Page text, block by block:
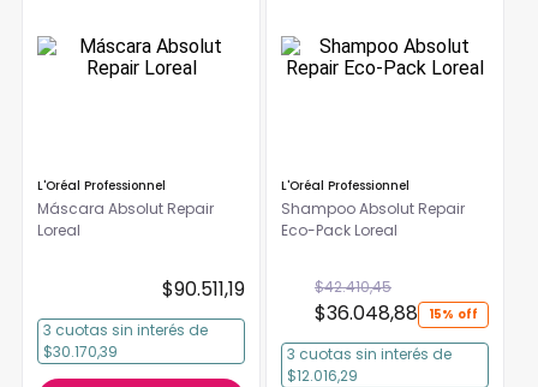
L'Oréal Professionnel
Máscara Absolut Repair
Loreal
$90.511,19
3 cuotas sin interés de
$30.170,39
L'Oréal Professionnel
Shampoo Absolut Repair
Eco-Pack Loreal
15%
$42.410,45
$36.048,88
3 cuotas sin interés de
$12.016,29